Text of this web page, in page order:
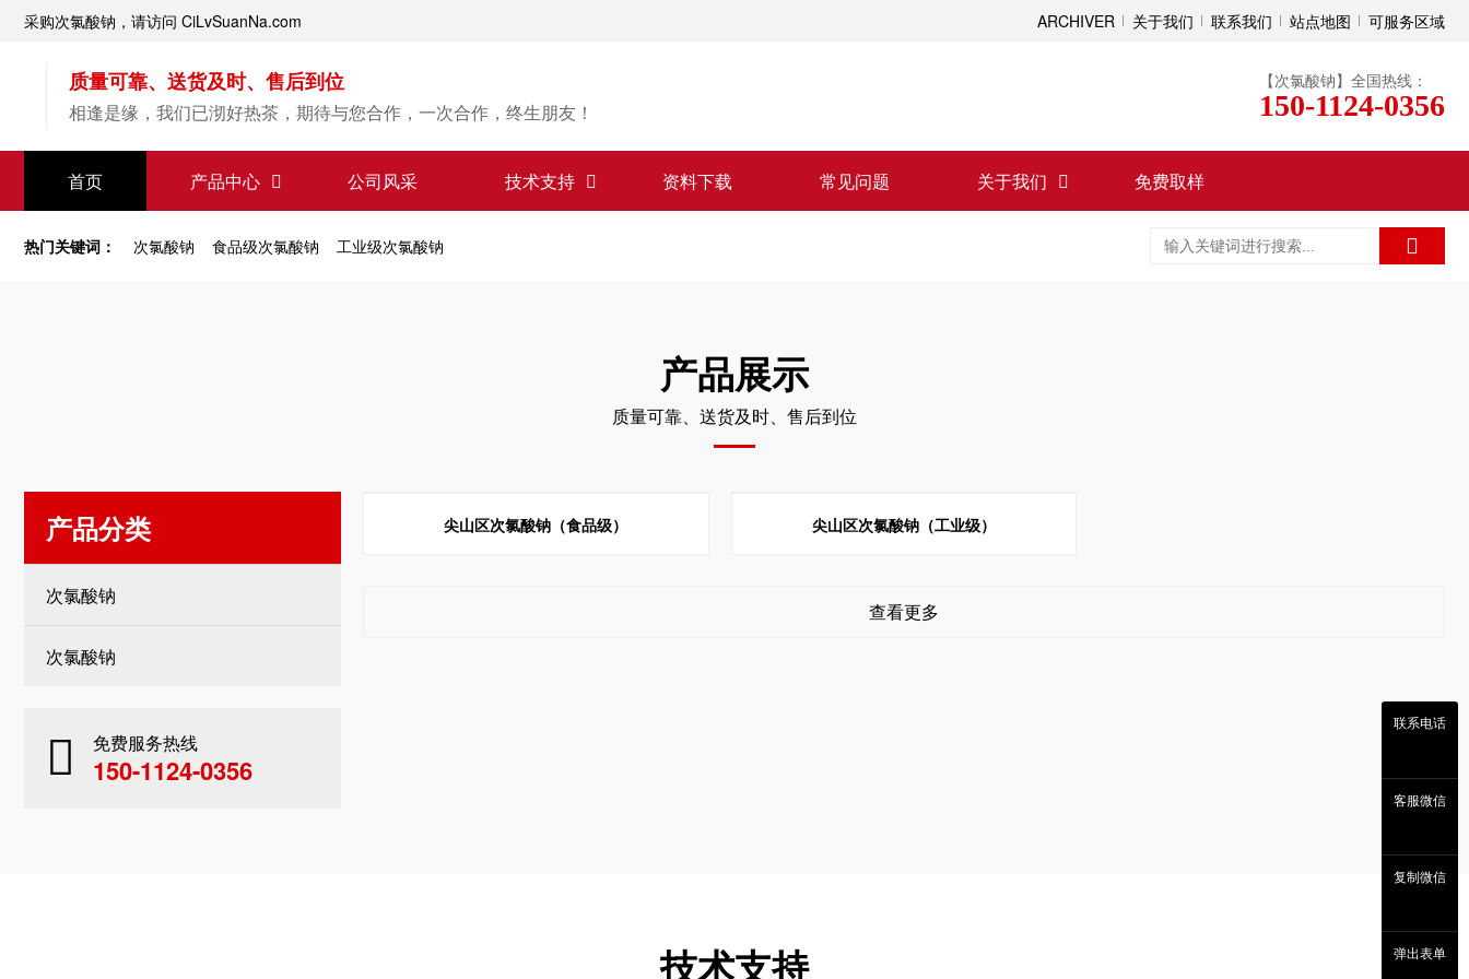
采购次氯酸钠，请访问 CiLvSuanNa.com ARCHIVER 关于我们 联系我们 站点地图 可服务区域
质量可靠、送货及时、售后到位
相逢是缘，我们已沏好热茶，期待与您合作，一次合作，终生朋友！
【次氯酸钠】全国热线：
150-1124-0356
首页 产品中心 公司风采 技术支持 资料下载 常见问题 关于我们 免费取样
【次氯酸钠】源头直供
专业经验，值得信赖
热门关键词： 次氯酸钠 食品级次氯酸钠 工业级次氯酸钠
产品展示
质量可靠、送货及时、售后到位
产品分类
次氯酸钠
次氯酸钠
免费服务热线
150-1124-0356
尖山区次氯酸钠（食品级） 尖山区次氯酸钠（工业级）
查看更多
技术支持
联系电话
客服微信
复制微信
弹出表单